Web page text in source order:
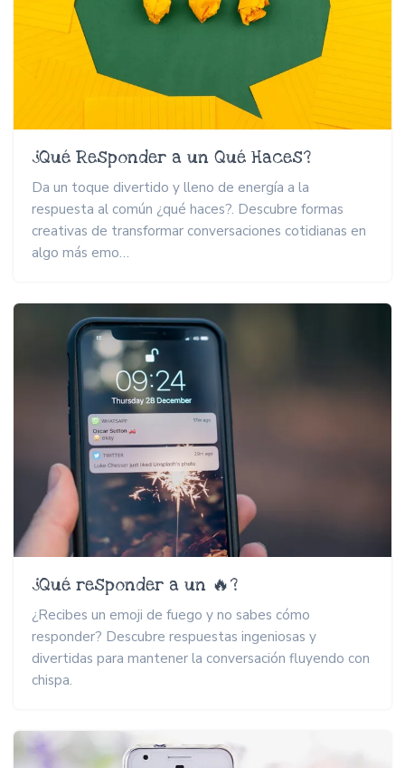
¿Qué Responder a un Qué Haces?
Da un toque divertido y lleno de energía a la
respuesta al común ¿qué haces?. Descubre formas
creativas de transformar conversaciones cotidianas en
algo más emo…
¿Qué responder a un 🔥?
¿Recibes un emoji de fuego y no sabes cómo
responder? Descubre respuestas ingeniosas y
divertidas para mantener la conversación fluyendo con
chispa.